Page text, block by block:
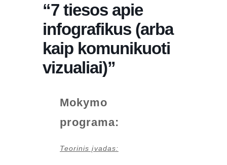
“7 tiesos apie
infografikus (arba
kaip komunikuoti
vizualiai)”
Mokymo
programa:
Teorinis įvadas: